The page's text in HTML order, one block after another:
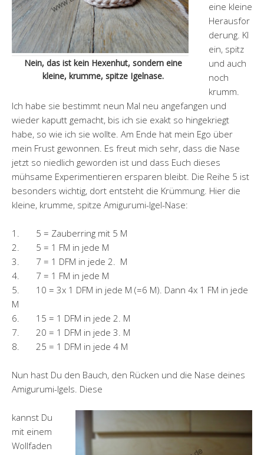
Nein, das ist kein Hexenhut, sondern eine
kleine, krumme, spitze Igelnase.
eine kleine
Herausfor
derung. Kl
ein, spitz
und auch
noch
krumm.
Ich habe sie bestimmt neun Mal neu angefangen und
wieder kaputt gemacht, bis ich sie exakt so hingekriegt
habe, so wie ich sie wollte. Am Ende hat mein Ego über
mein Frust gewonnen. Es freut mich sehr, dass die Nase
jetzt so niedlich geworden ist und dass Euch dieses
mühsame Experimentieren ersparen bleibt. Die Reihe 5 ist
besonders wichtig, dort entsteht die Krümmung. Hier die
kleine, krumme, spitze Amigurumi-Igel-Nase:
1. 5 = Zauberring mit 5 M
2. 5 = 1 FM in jede M
3. 7 = 1 DFM in jede 2. M
4. 7 = 1 FM in jede M
5. 10 = 3x 1 DFM in jede M (=6 M). Dann 4x 1 FM in jede
M
6. 15 = 1 DFM in jede 2. M
7. 20 = 1 DFM in jede 3. M
8. 25 = 1 DFM in jede 4 M
Nun hast Du den Bauch, den Rücken und die Nase deines
Amigurumi-Igels. Diese
kannst Du
mit einem
Wollfaden